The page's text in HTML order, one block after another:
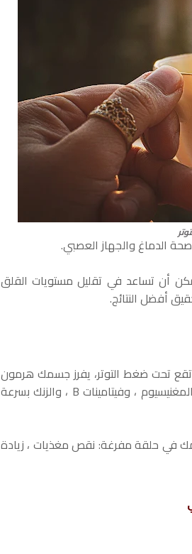
الدماغ والجهاز العصبي.
أن تساعد في تقليل مستويات القلق
أفضل النتائج.
تحت ضغط التوتر، يفرز جسمك هرمون
. هذه الهرمونات تستهلك مخزونك من المغنيسيوم ، وفيتامينات B ، والزنك بسرعة
في حلقة مفرغة: نقص مغذيات ، زيادة